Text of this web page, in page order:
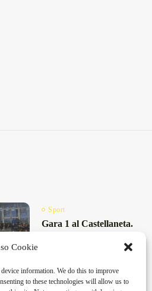
Cookie
information. We do this to improve
to these technologies will allow us to
Sport
Gara 1 al Castellaneta.